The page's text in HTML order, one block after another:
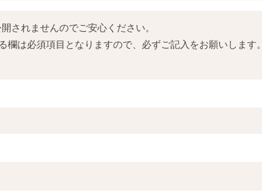
されませんのでご安心ください。
欄は必須項目となりますので、必ずご記入をお願いします。